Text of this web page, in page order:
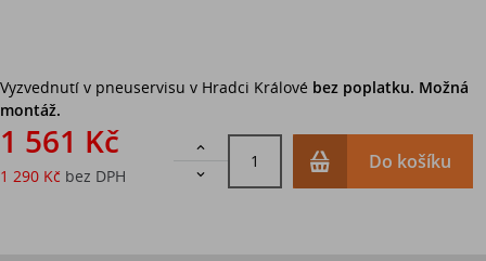
Vyzvednutí v pneuservisu v Hradci Králové bez poplatku. Možná
montáž.
1 561 Kč
1 290 Kč bez DPH


Do košíku